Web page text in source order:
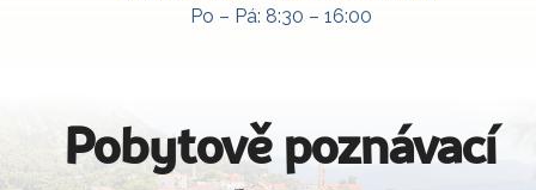
Po – Pá: 8:30 – 16:00
Pobytově poznávací